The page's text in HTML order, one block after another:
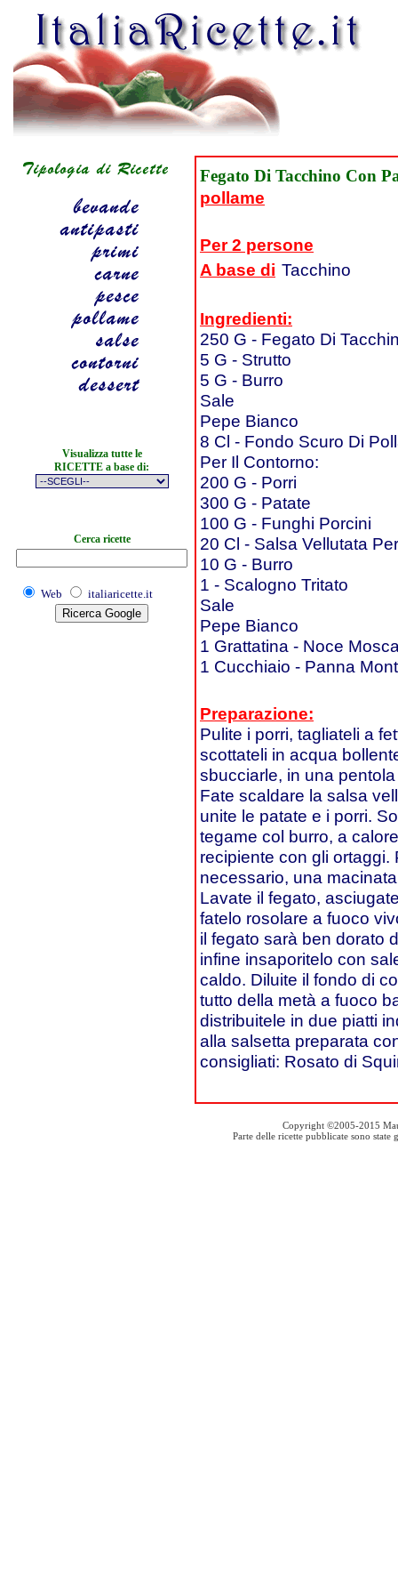
Visualizza tutte le
RICETTE a base di:
Cerca ricette
Web italiaricette.it
Fegato Di Tacchino Con
pollame
Per 2 persone
A base di Tacchino
Ingredienti:
250 G - Fegato Di
5 G - Strutto
5 G - Burro
Sale
Pepe Bianco
8 Cl - Fondo Scuro Di
Per Il Contorno:
200 G - Porri
300 G - Patate
100 G - Funghi Porcini
20 Cl - Salsa Vellutata
10 G - Burro
1 - Scalogno Tritato
Sale
Pepe Bianco
1 Grattatina - Noce
1 Cucchiaio - Panna
Preparazione:
Pulite i porri, tagliateli a
scottateli in acqua
sbucciarle, in una
Fate scaldare la salsa
unite le patate e i porri.
tegame col burro, a
recipiente con gli
necessario, una
Lavate il fegato,
fatelo rosolare a fuoco
il fegato sarà ben dorato
infine insaporitelo con
caldo. Diluite il fondo di
tutto della metà a fuoco
distribuitele in due piatti
alla salsetta preparata
consigliati: Rosato di
Copyright ©2005-2015
Parte delle ricette pubblicate sono state